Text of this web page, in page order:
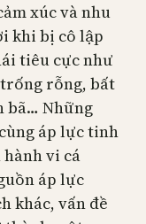
xúc và nhu
khi bị cô lập
tiêu cực như
rỗng, bất
bã… Những
áp lực tinh
vi cá
áp lực
khác, vấn đề